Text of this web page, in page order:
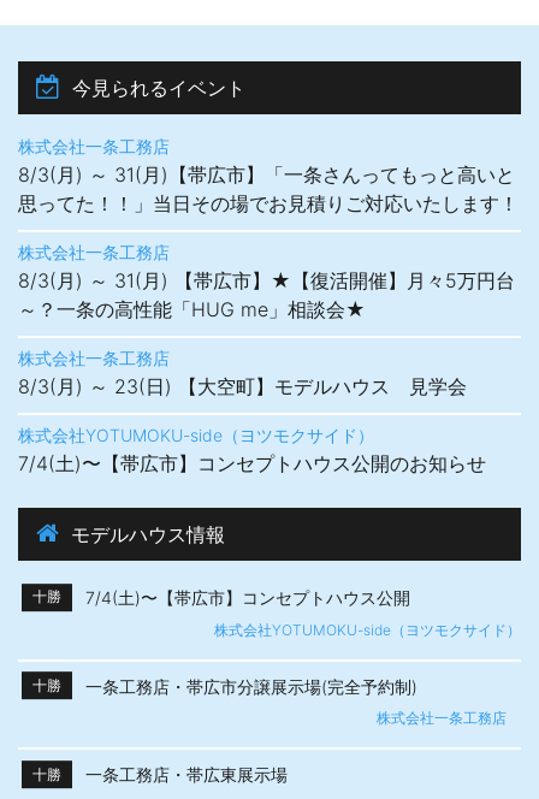
今見られるイベント
株式会社一条工務店
8/3(月) ～ 31(月)【帯広市】「一条さんってもっと高いと
思ってた！！」当日その場でお見積りご対応いたします！
株式会社一条工務店
8/3(月) ～ 31(月) 【帯広市】★【復活開催】月々5万円台
～？一条の高性能「HUG me」相談会★
株式会社一条工務店
8/3(月) ～ 23(日) 【大空町】モデルハウス 見学会
株式会社YOTUMOKU-side（ヨツモクサイド）
7/4(土)〜【帯広市】​コンセプトハウス公開のお知らせ
モデルハウス情報
十勝 7/4(土)〜【帯広市】​コンセプトハウス公開
株式会社YOTUMOKU-side（ヨツモクサイド）
十勝 一条工務店・帯広市分譲展示場(完全予約制)
株式会社一条工務店
十勝 一条工務店・帯広東展示場